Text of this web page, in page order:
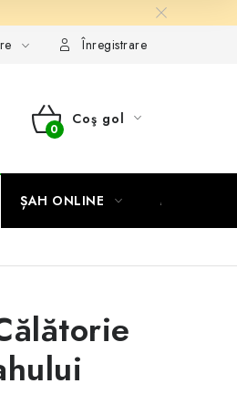
Înregistrare
COŞ
CUMPĂRĂTURI
Coş gol
ȘAH ONLINE MERCH